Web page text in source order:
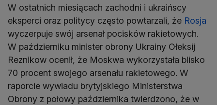
W ostatnich miesiącach zachodni i ukraińscy
eksperci oraz politycy często powtarzali, że Rosja
wyczerpuje swój arsenał pocisków rakietowych.
W październiku minister obrony Ukrainy Ołeksij
Reznikow ocenił, że Moskwa wykorzystała blisko
70 procent swojego arsenału rakietowego. W
raporcie wywiadu brytyjskiego Ministerstwa
Obrony z połowy października twierdzono, że w